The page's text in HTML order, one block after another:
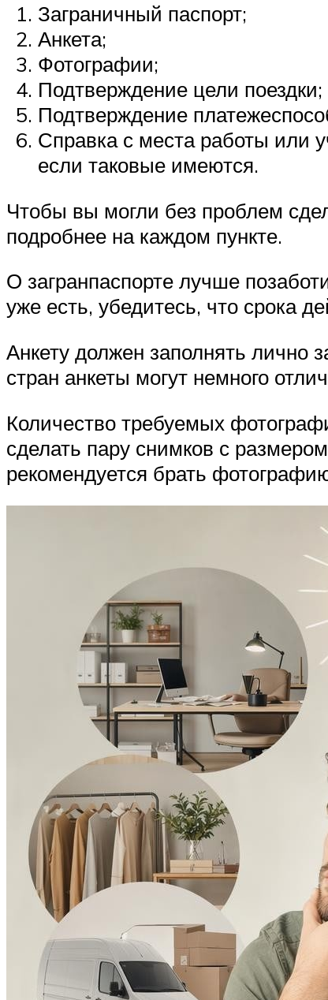
Заграничный паспорт;
Анкета;
Фотографии;
Подтверждение цели поездки;
Подтверждение
Справка с места работы или
если таковые имеются.
Чтобы вы могли без проблем
подробнее на каждом пункте.
О загранпаспорте лучше
уже есть, убедитесь, что срока
Анкету должен заполнять лично
стран анкеты могут немного
Количество требуемых
сделать пару снимков с
рекомендуется брать